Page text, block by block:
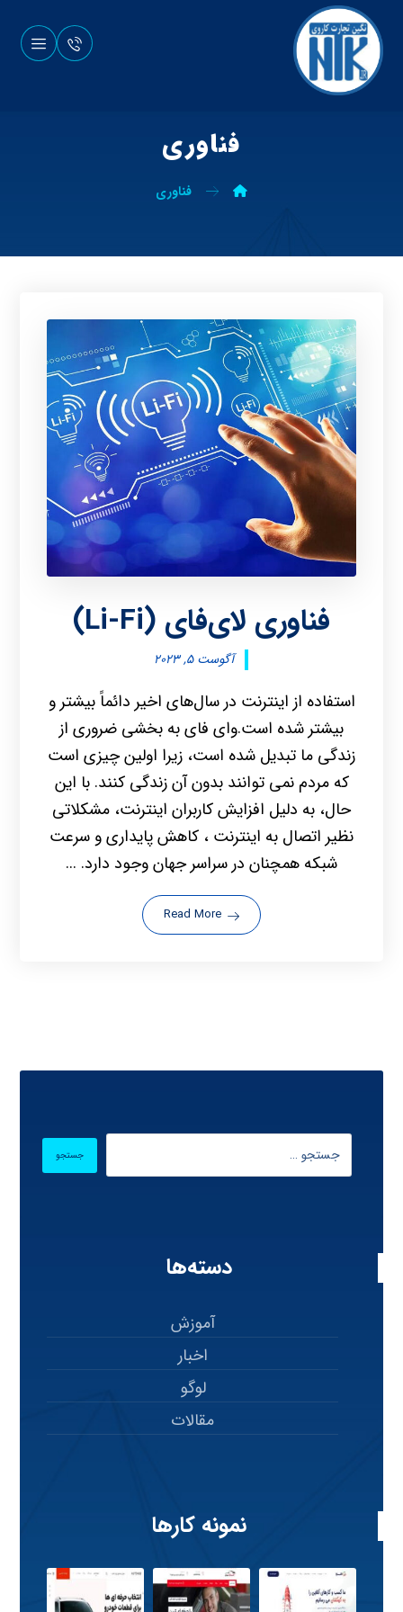
فناوری
فناوری
فناوری لای‌فای (Li-Fi)
آگوست ۵, ۲۰۲۳
استفاده از اینترنت در سال‌های اخیر دائماً بیشتر و
بیشتر شده است.وای فای به بخشی ضروری از
زندگی ما تبدیل شده است، زیرا اولین چیزی است
که مردم نمی توانند بدون آن زندگی کنند. با این
حال، به دلیل افزایش کاربران اینترنت، مشکلاتی
نظیر اتصال به اینترنت ، کاهش پایداری و سرعت
شبکه همچنان در سراسر جهان وجود دارد. ...
Read More
دسته‌ها
آموزش
اخبار
لوگو
مقالات
نمونه کارها